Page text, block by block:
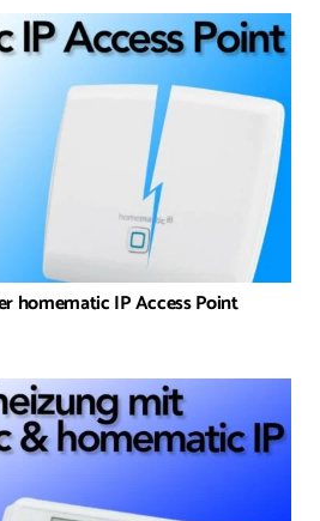
homematic IP Access Point